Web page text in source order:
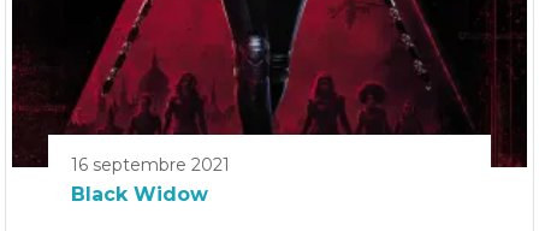
16 septembre 2021
Black Widow